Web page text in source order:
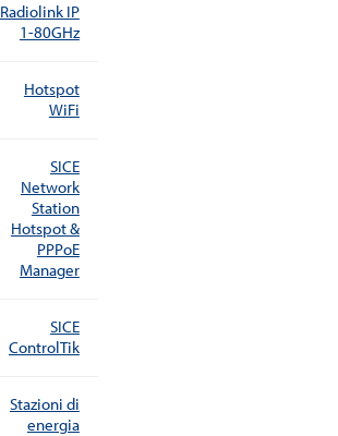
Radiolink IP
1-80GHz
Hotspot
WiFi
SICE
Network
Station
Hotspot &
PPPoE
Manager
SICE
ControlTik
Stazioni di
energia